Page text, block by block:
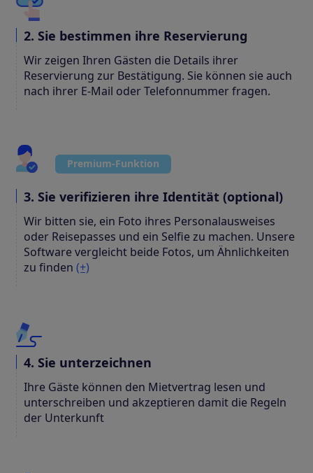
2. Sie bestimmen ihre Reservierung
Wir zeigen Ihren Gästen die Details ihrer
Reservierung zur Bestätigung. Sie können sie auch
nach ihrer E-Mail oder Telefonnummer fragen.
Premium-Funktion
3. Sie verifizieren ihre Identität (optional)
Wir bitten sie, ein Foto ihres Personalausweises
oder Reisepasses und ein Selfie zu machen. Unsere
Software vergleicht beide Fotos, um Ähnlichkeiten
zu finden (+)
4. Sie unterzeichnen
Ihre Gäste können den Mietvertrag lesen und
unterschreiben und akzeptieren damit die Regeln
der Unterkunft